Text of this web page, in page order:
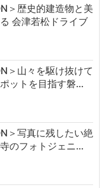
＞歴史的建造物と美
会津若松ドライブ
＞山々を駆け抜けて
ットを目指す磐…
＞写真に残したい絶
のフォトジェニ…